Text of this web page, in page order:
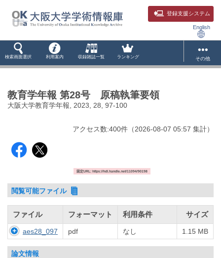
登録支援システム
English
検索画面選択 利用案内 収録雑誌一覧 ランキング その他
教育学年報 第28号 原稿執筆要領
大阪大学教育学年報, 2023, 28, 97-100
アクセス数:400件 （2026-08-07 05:57 集計）
固定URL: https://hdl.handle.net/11094/90198
閲覧可能ファイル
ファイル フォーマット 利用条件 サイズ
aes28_097 pdf なし 1.15 MB
論文情報